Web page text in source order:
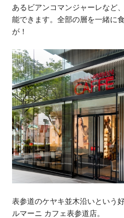
あるビアンコマンジャーレなど
能できます。全部の層を一緒に
が！
表参道のケヤキ並木沿いという
ルマーニ カフェ表参道店。